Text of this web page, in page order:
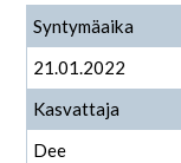
Syntymäaika
21.01.2022
Kasvattaja
Dee